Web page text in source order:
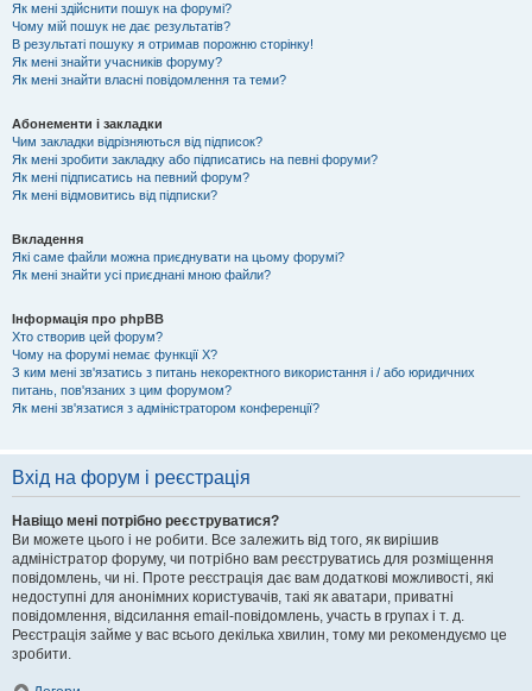
Як мені здійснити пошук на форумі?
Чому мій пошук не дає результатів?
В результаті пошуку я отримав порожню сторінку!
Як мені знайти учасників форуму?
Як мені знайти власні повідомлення та теми?
Абонементи і закладки
Чим закладки відрізняються від підписок?
Як мені зробити закладку або підписатись на певні форуми?
Як мені підписатись на певний форум?
Як мені відмовитись від підписки?
Вкладення
Які саме файли можна приєднувати на цьому форумі?
Як мені знайти усі приєднані мною файли?
Інформація про phpBB
Хто створив цей форум?
Чому на форумі немає функції X?
З ким мені зв'язатись з питань некоректного використання і / або юридичних
питань, пов'язаних з цим форумом?
Як мені зв'язатися з адміністратором конференції?
Вхід на форум і реєстрація
Навіщо мені потрібно реєструватися?
Ви можете цього і не робити. Все залежить від того, як вирішив
адміністратор форуму, чи потрібно вам реєструватись для розміщення
повідомлень, чи ні. Проте реєстрація дає вам додаткові можливості, які
недоступні для анонімних користувачів, такі як аватари, приватні
повідомлення, відсилання email-повідомлень, участь в групах і т. д.
Реєстрація займе у вас всього декілька хвилин, тому ми рекомендуємо це
зробити.